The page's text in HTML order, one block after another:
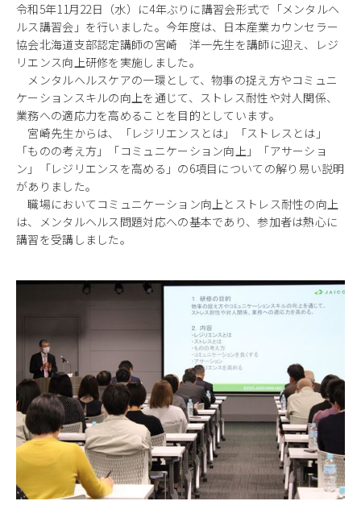
令和5年11月22日（水）に4年ぶりに講習会形式で「メンタルヘ
ルス講習会」を行いました。今年度は、日本産業カウンセラー
協会北海道支部認定講師の宮崎 洋一先生を講師に迎え、レジ
リエンス向上研修を実施しました。
メンタルヘルスケアの一環として、物事の捉え方やコミュニ
ケーションスキルの向上を通じて、ストレス耐性や対人関係、
業務への適応力を高めることを目的としています。
宮崎先生からは、「レジリエンスとは」「ストレスとは」
「ものの考え方」「コミュニケーション向上」「アサーショ
ン」「レジリエンスを高める」の6項目についての解り易い説明
がありました。
職場においてコミュニケーション向上とストレス耐性の向上
は、メンタルヘルス問題対応への基本であり、参加者は熱心に
講習を受講しました。